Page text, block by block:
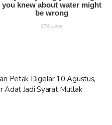
Petak Digelar 10 Agustus,
Adat Jadi Syarat Mutlak